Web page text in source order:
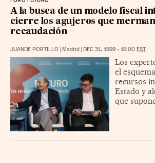
A la busca de un modelo fiscal
cierre los agujeros que
recaudación
JUANDE PORTILLO | Madrid | DEC 31, 1999 - 19:00 EST
Los
el
recursos
Estado y
que